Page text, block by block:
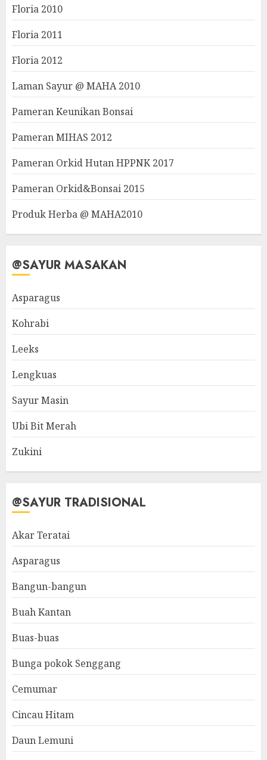
Floria 2010
Floria 2011
Floria 2012
Laman Sayur @ MAHA 2010
Pameran Keunikan Bonsai
Pameran MIHAS 2012
Pameran Orkid Hutan HPPNK 2017
Pameran Orkid&Bonsai 2015
Produk Herba @ MAHA2010
@SAYUR MASAKAN
Asparagus
Kohrabi
Leeks
Lengkuas
Sayur Masin
Ubi Bit Merah
Zukini
@SAYUR TRADISIONAL
Akar Teratai
Asparagus
Bangun-bangun
Buah Kantan
Buas-buas
Bunga pokok Senggang
Cemumar
Cincau Hitam
Daun Lemuni